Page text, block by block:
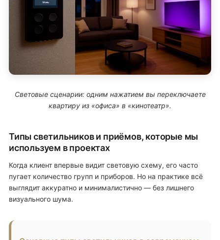
Световые сценарии: одним нажатием вы переключаете
квартиру из «офиса» в «кинотеатр».
Типы светильников и приёмов, которые мы
используем в проектах
Когда клиент впервые видит световую схему, его часто
пугает количество групп и приборов. Но на практике всё
выглядит аккуратно и минималистично — без лишнего
визуального шума.